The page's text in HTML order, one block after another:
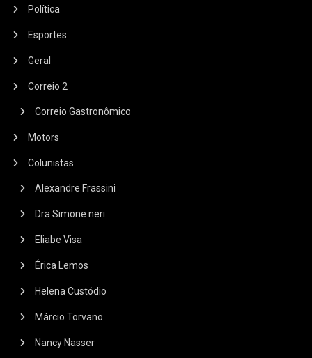
Política
Esportes
Geral
Correio 2
Correio Gastronômico
Motors
Colunistas
Alexandre Frassini
Dra Simone neri
Eliabe Visa
Érica Lemos
Helena Custódio
Márcio Torvano
Nancy Nasser